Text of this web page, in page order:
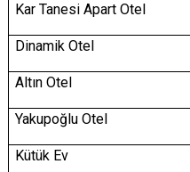
Kar Tanesi Apart Otel
Dinamik Otel
Altın Otel
Yakupoğlu Otel
Kütük Ev